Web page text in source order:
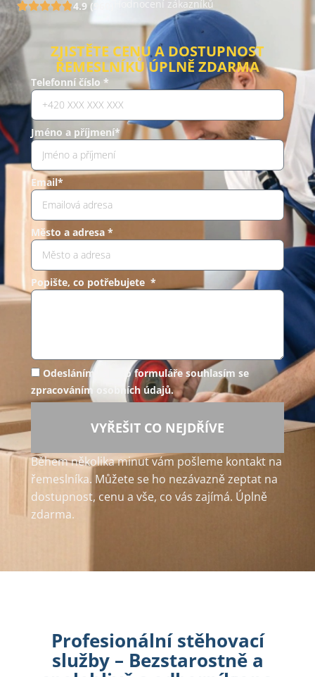
4.9 (960) Hodnocení zákazníků
ZJISTĚTE CENU A DOSTUPNOST
ŘEMESLNÍKŮ ÚPLNĚ ZDARMA
Telefonní číslo *
Jméno a příjmení*
Email*
Město a adresa *
Popište, co potřebujete *
Odesláním tohoto formuláře souhlasím se
zpracováním osobních údajů.
VYŘEŠIT CO NEJDŘÍVE
Během několika minut vám pošleme kontakt na
řemeslníka. Můžete se ho nezávazně zeptat na
dostupnost, cenu a vše, co vás zajímá. Úplně
zdarma.
Profesionální stěhovací
služby – Bezstarostně a